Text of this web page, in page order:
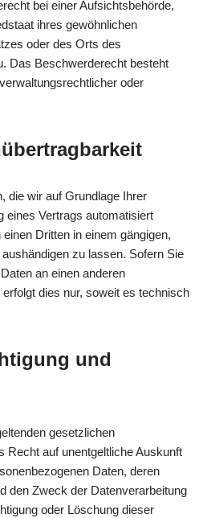
bei einer Aufsichtsbehörde,
ihres gewöhnlichen
oder des Orts des
Das Beschwerderecht besteht
oder
die wir auf Grundlage Ihrer
eines Vertrags automatisiert
Dritten in einem gängigen,
zu lassen. Sofern Sie
an einen anderen
dies nur, soweit es technisch
und
gesetzlichen
Recht auf unentgeltliche Auskunft
Daten, deren
den Zweck der Datenverarbeitung
oder Löschung dieser